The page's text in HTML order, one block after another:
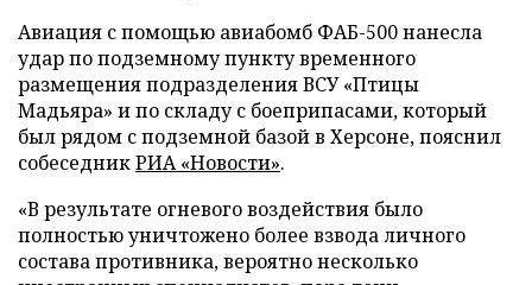
Авиация с помощью авиабомб ФАБ-500 нанесла
удар по подземному пункту временного
размещения подразделения ВСУ «Птицы
Мадьяра» и по складу с боеприпасами, который
был рядом с подземной базой в Херсоне, пояснил
собеседникРИА «Новости».
«В результате огневого воздействия было
полностью уничтожено более взвода личного
состава противника, вероятно несколько